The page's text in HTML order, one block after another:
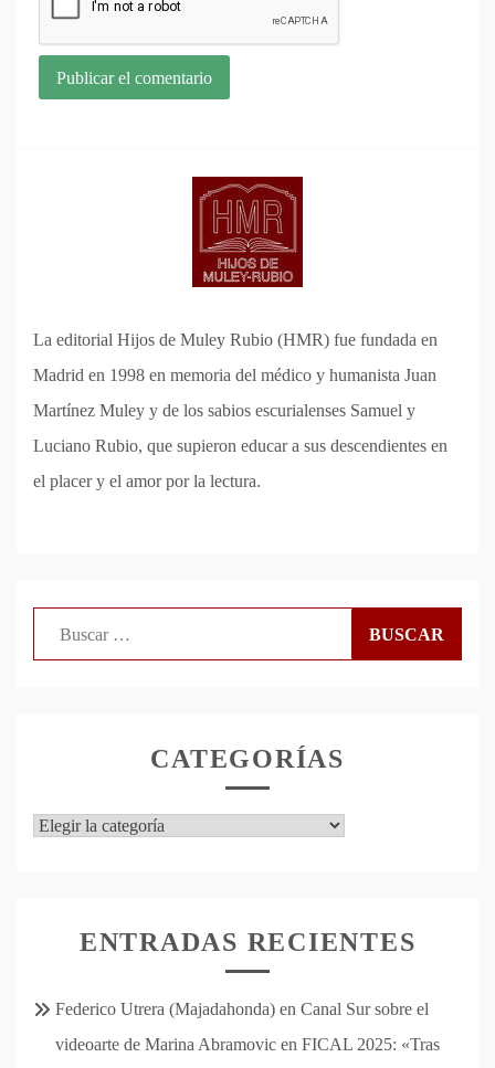
La editorial Hijos de Muley Rubio (HMR) fue fundada en
Madrid en 1998 en memoria del médico y humanista Juan
Martínez Muley y de los sabios escurialenses Samuel y
Luciano Rubio, que supieron educar a sus descendientes en
el placer y el amor por la lectura.
CATEGORÍAS
Categorías
ENTRADAS RECIENTES
Federico Utrera (Majadahonda) en Canal Sur sobre el
videoarte de Marina Abramovic en FICAL 2025: «Tras